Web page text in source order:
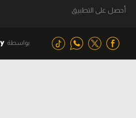
أحصل على التطبيق
بواسطة